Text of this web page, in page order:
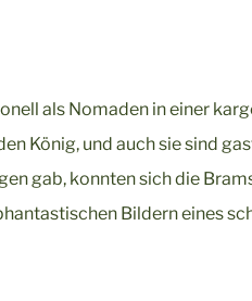
als Nomaden in einer
König, und auch sie sind
gab, konnten sich die
Bildern eines